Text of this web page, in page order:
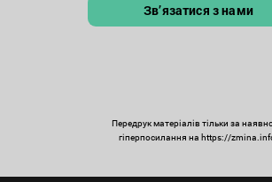
Зв’язатися з нами
Передрук матеріалів тільки за
гіперпосилання на https://